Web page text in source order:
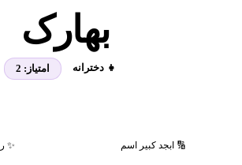
بهارک
👧 دخترانه امتیاز: 2
🔢 ابجد کبیر اسم ✨